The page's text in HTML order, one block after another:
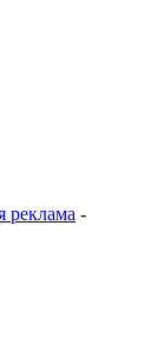
реклама -